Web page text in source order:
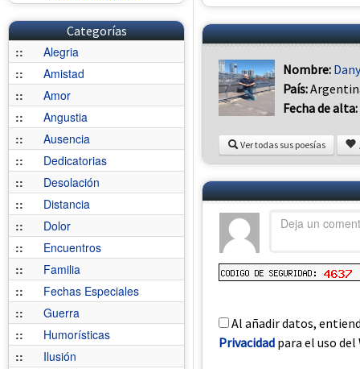
Categorías
::
Alegria
::
Amistad
::
Amor
::
Angustia
::
Ausencia
::
Dedicatorias
::
Desolación
::
Distancia
::
Dolor
::
Encuentros
::
Familia
::
Fechas Especiales
::
Guerra
::
Humorísticas
::
Ilusión
Nombre: Dany
País:
Fecha de alta:
Ver todas sus poesías
Al añadir datos,
Privacidad para el uso del